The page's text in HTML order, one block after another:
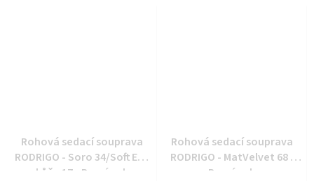
Rohová sedací souprava
RODRIGO - Soro 34/Soft Eko
kůže 17 - Pravý roh
Rohová sedací souprava
RODRIGO - MatVelvet 68 -
Pravý roh